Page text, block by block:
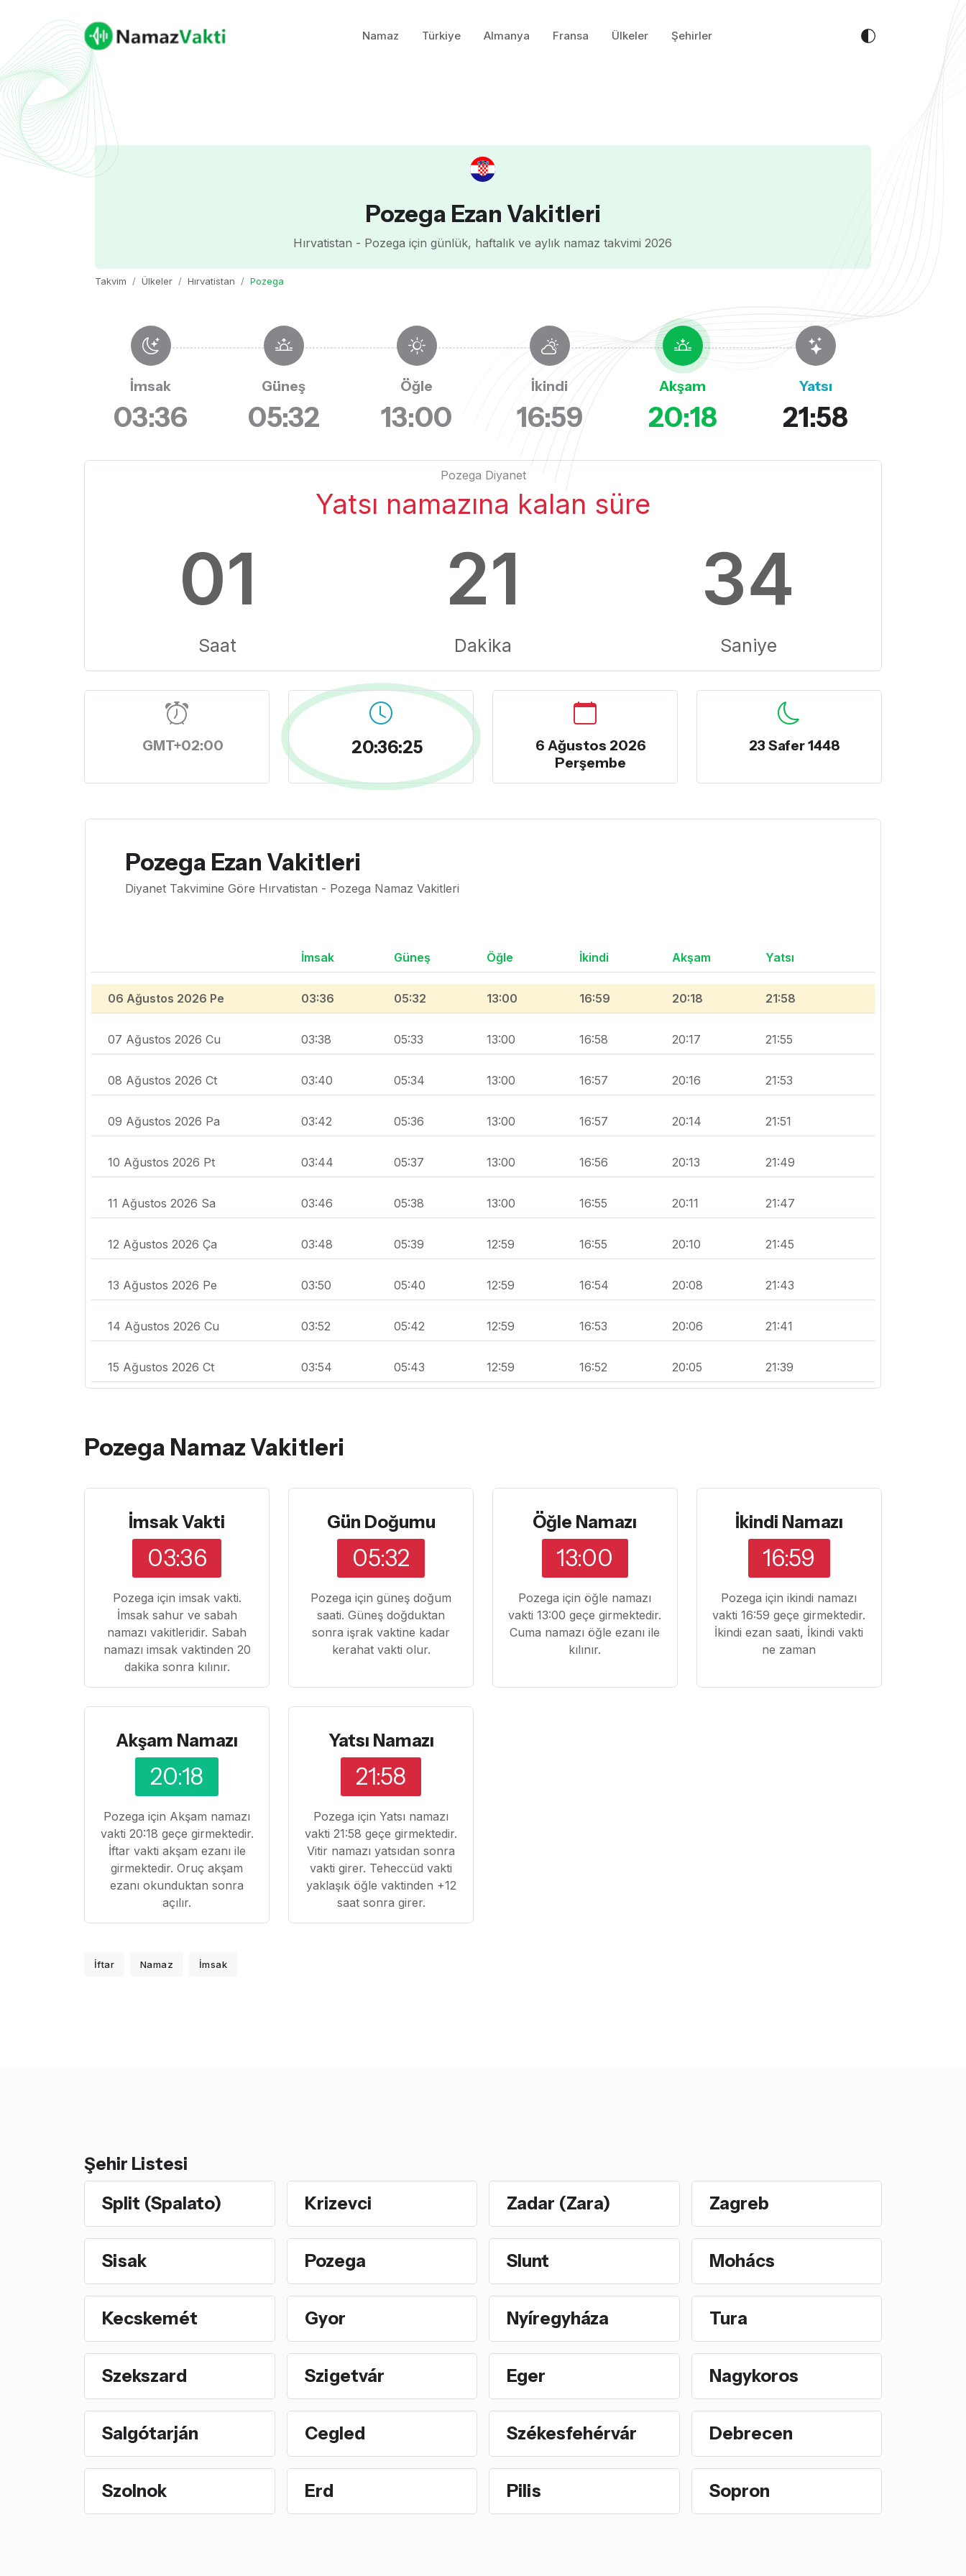
Namaz Türkiye Almanya Fransa Ülkeler Şehirler
Pozega Ezan Vakitleri
Hırvatistan - Pozega için günlük, haftalık ve aylık namaz takvimi 2026
Takvim Ülkeler Hırvatistan Pozega
İmsak
03:36
Güneş
05:32
Öğle
13:00
İkindi
16:59
Akşam
20:18
Yatsı
21:58
Pozega Diyanet
Yatsı namazına kalan süre
01
Saat
21
Dakika
34
Saniye
GMT+02:00 20:36:25
6 Ağustos 2026
Perşembe
23 Safer 1448
Pozega Ezan Vakitleri
Diyanet Takvimine Göre Hırvatistan - Pozega Namaz Vakitleri
İmsak Güneş Öğle İkindi Akşam Yatsı
06 Ağustos 2026 Pe 03:36 05:32 13:00 16:59 20:18 21:58
07 Ağustos 2026 Cu 03:38 05:33 13:00 16:58 20:17 21:55
08 Ağustos 2026 Ct 03:40 05:34 13:00 16:57 20:16 21:53
09 Ağustos 2026 Pa 03:42 05:36 13:00 16:57 20:14 21:51
10 Ağustos 2026 Pt 03:44 05:37 13:00 16:56 20:13 21:49
11 Ağustos 2026 Sa 03:46 05:38 13:00 16:55 20:11 21:47
12 Ağustos 2026 Ça 03:48 05:39 12:59 16:55 20:10 21:45
13 Ağustos 2026 Pe 03:50 05:40 12:59 16:54 20:08 21:43
14 Ağustos 2026 Cu 03:52 05:42 12:59 16:53 20:06 21:41
15 Ağustos 2026 Ct 03:54 05:43 12:59 16:52 20:05 21:39
Pozega Namaz Vakitleri
İmsak Vakti
03:36
Pozega için imsak vakti.
İmsak sahur ve sabah
namazı vakitleridir. Sabah
namazı imsak vaktinden 20
dakika sonra kılınır.
Gün Doğumu
05:32
Pozega için güneş doğum
saati. Güneş doğduktan
sonra işrak vaktine kadar
kerahat vakti olur.
Öğle Namazı
13:00
Pozega için öğle namazı
vakti 13:00 geçe girmektedir.
Cuma namazı öğle ezanı ile
kılınır.
İkindi Namazı
16:59
Pozega için ikindi namazı
vakti 16:59 geçe girmektedir.
İkindi ezan saati, İkindi vakti
ne zaman
Akşam Namazı
20:18
Pozega için Akşam namazı
vakti 20:18 geçe girmektedir.
İftar vakti akşam ezanı ile
girmektedir. Oruç akşam
ezanı okunduktan sonra
açılır.
Yatsı Namazı
21:58
Pozega için Yatsı namazı
vakti 21:58 geçe girmektedir.
Vitir namazı yatsıdan sonra
vakti girer. Teheccüd vakti
yaklaşık öğle vaktinden +12
saat sonra girer.
İftar Namaz İmsak
Şehir Listesi
Split (Spalato)
Krizevci Zadar (Zara) Zagreb
Sisak Pozega Slunt Mohács
Kecskemét Gyor Nyíregyháza Tura
Szekszard Szigetvár Eger Nagykoros
Salgótarján Cegled Székesfehérvár Debrecen
Szolnok Erd Pilis Sopron